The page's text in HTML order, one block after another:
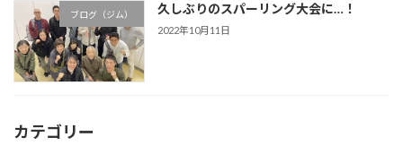
ブログ（ジム） 久しぶりのスパーリング大会に…！
2022年10月11日
カテゴリー